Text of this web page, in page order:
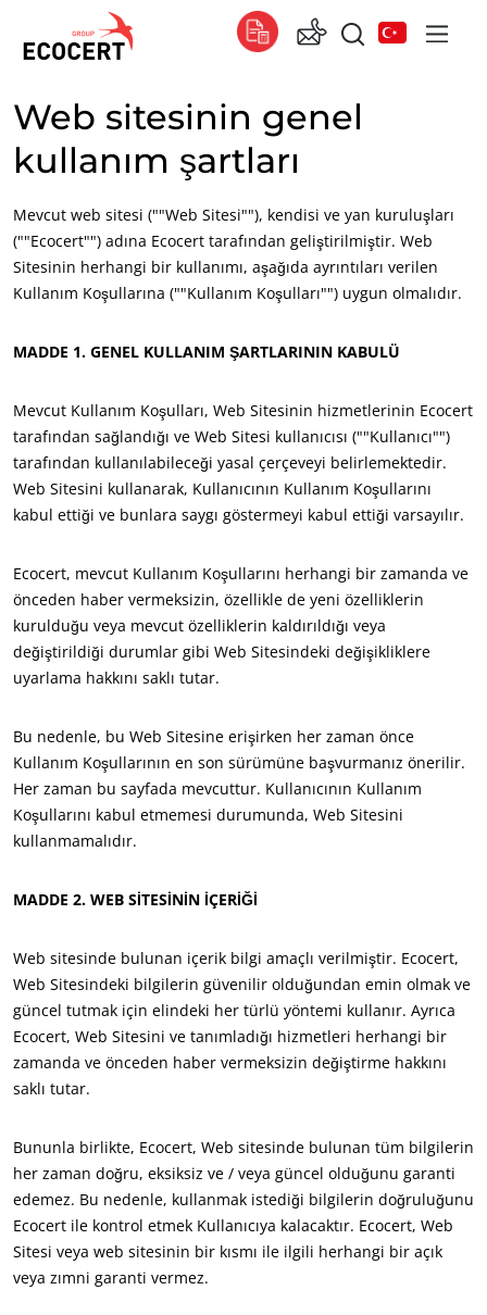
HIZMETLERIMIZ
Sertifikasyon
ECOCERT
Hakkımızda
Haberler
Kariyer
Küresel
Global (Fransızca)
(İspanyolca)
Afrika
Tunus (Fransızca)
Asya
Güney Kore (Korece)
Hindistan (İngilizce)
Japonya (Japonca)
Amerika
Amerika Birleşik
Devletleri (İngilizce)
Arjantin (İspanyolca)
Kanada (Fransızca)
Kanada (İngilizce)
Kolombiya
Peru (İspanyolca)
Avrupa
Almanya (Almanca)
Fransa (Fransızca)
Romanya (Rumence)
Sırbistan (Sırpça)
Türkiye (Türkçe)
İspanya (İspanyolca)
Web sitesinin genel
kullanım şartları
Mevcut web sitesi (""Web Sitesi""), kendisi ve yan kuruluşları
(""Ecocert"") adına Ecocert tarafından geliştirilmiştir. Web
Sitesinin herhangi bir kullanımı, aşağıda ayrıntıları verilen
Kullanım Koşullarına (""Kullanım Koşulları"") uygun olmalıdır.
MADDE 1. GENEL KULLANIM ŞARTLARININ KABULÜ
Mevcut Kullanım Koşulları, Web Sitesinin hizmetlerinin Ecocert
tarafından sağlandığı ve Web Sitesi kullanıcısı (""Kullanıcı"")
tarafından kullanılabileceği yasal çerçeveyi belirlemektedir.
Web Sitesini kullanarak, Kullanıcının Kullanım Koşullarını
kabul ettiği ve bunlara saygı göstermeyi kabul ettiği varsayılır.
Ecocert, mevcut Kullanım Koşullarını herhangi bir zamanda ve
önceden haber vermeksizin, özellikle de yeni özelliklerin
kurulduğu veya mevcut özelliklerin kaldırıldığı veya
değiştirildiği durumlar gibi Web Sitesindeki değişikliklere
uyarlama hakkını saklı tutar.
Bu nedenle, bu Web Sitesine erişirken her zaman önce
Kullanım Koşullarının en son sürümüne başvurmanız önerilir.
Her zaman bu sayfada mevcuttur. Kullanıcının Kullanım
Koşullarını kabul etmemesi durumunda, Web Sitesini
kullanmamalıdır.
MADDE 2. WEB SİTESİNİN İÇERİĞİ
Web sitesinde bulunan içerik bilgi amaçlı verilmiştir. Ecocert,
Web Sitesindeki bilgilerin güvenilir olduğundan emin olmak ve
güncel tutmak için elindeki her türlü yöntemi kullanır. Ayrıca
Ecocert, Web Sitesini ve tanımladığı hizmetleri herhangi bir
zamanda ve önceden haber vermeksizin değiştirme hakkını
saklı tutar.
Bununla birlikte, Ecocert, Web sitesinde bulunan tüm bilgilerin
her zaman doğru, eksiksiz ve / veya güncel olduğunu garanti
edemez. Bu nedenle, kullanmak istediği bilgilerin doğruluğunu
Ecocert ile kontrol etmek Kullanıcıya kalacaktır. Ecocert, Web
Sitesi veya web sitesinin bir kısmı ile ilgili herhangi bir açık
veya zımni garanti vermez.